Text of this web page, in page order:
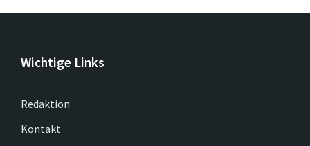
Wichtige Links
Redaktion
Kontakt